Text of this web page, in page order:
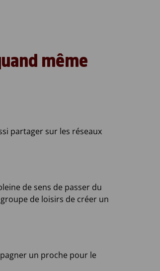
même
partager sur les réseaux
de sens de passer du
de loisirs de créer un
un proche pour le